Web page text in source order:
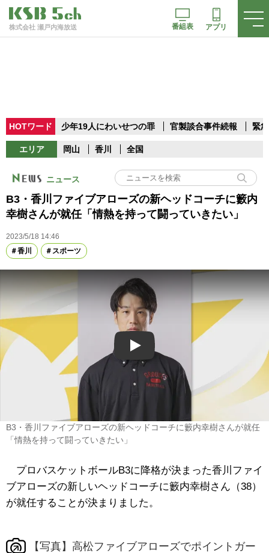
株式会社 瀬戸内海放送 番組表 アプリ
HOTワード 少年19人にわいせつの罪 官製談合事件続報 緊
エリア 岡山 香川 全国
ニュース
B3・香川ファイブアローズの新ヘッドコーチに籔内
幸樹さんが就任「情熱を持って闘っていきたい」
2023/5/18 14:46
香川
スポーツ
Play
B3・香川ファイブアローズの新ヘッドコーチに籔内幸樹さんが就任
「情熱を持って闘っていきたい」
プロバスケットボールB3に降格が決まった香川ファイ
ブアローズの新しいヘッドコーチに籔内幸樹さん（38）
が就任することが決まりました。
【写真】高松ファイブアローズでポイントガー